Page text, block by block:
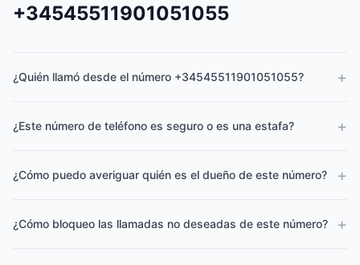
+34545511901051055
¿Quién llamó desde el número +34545511901051055? +
¿Este número de teléfono es seguro o es una estafa? +
¿Cómo puedo averiguar quién es el dueño de este número? +
¿Cómo bloqueo las llamadas no deseadas de este número? +